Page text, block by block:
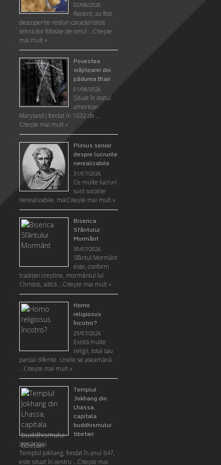
02/08/2026
Recent, au fost
descoperite resturi caracteristice
tehnicilor folosite de omul …Citeşte
mai mult »
Povestea
vrăjitoarei din
pădurea Blair
01/08/2026
Situat în statul
american
Maryland ( fondat în 1632 de …
Citeşte mai mult »
Plinius senior
despre lucrurile
nerealizabile
31/07/2026
Ce multe lucruri
sunt socotite
nerealizabile, maiCiteşte mai mult »
Biserica
Sfântului
Mormânt
30/07/2026
Sfântul Mormânt
este, conform
tradiţiei creştine, mormântul lui
Christos, adică …Citeşte mai mult »
Homo
religiosus
încotro?
29/07/2026
Există multe
religii, total sau
parţial diferite. Unele se aseamănă.
…Citeşte mai mult »
Templul
Jokhang din
Lhassa,
capitala
buddhismului
tibetan
28/07/2026
Templul Jokhang, fondat în anul 647,
este situat în centru …Citeşte mai